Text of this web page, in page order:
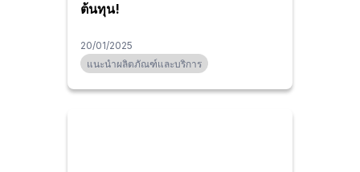
ต้นทุน!
20/01/2025
แนะนำผลิตภัณฑ์และบริการ